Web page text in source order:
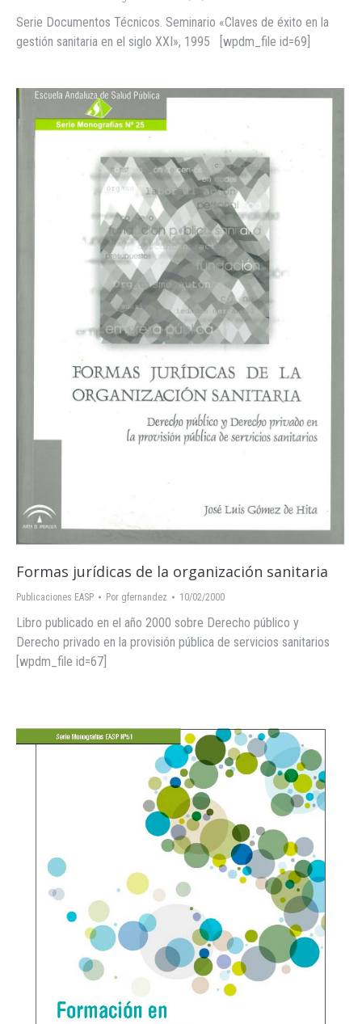
Serie Documentos Técnicos. Seminario «Claves de éxito en la
gestión sanitaria en el siglo XXI», 1995 [wpdm_file id=69]
Formas jurídicas de la organización sanitaria
Publicaciones EASP Por gfernandez 10/02/2000
Libro publicado en el año 2000 sobre Derecho público y
Derecho privado en la provisión pública de servicios sanitarios
[wpdm_file id=67]